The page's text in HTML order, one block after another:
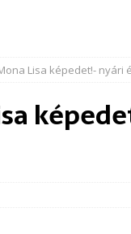
Lisa képedet!-